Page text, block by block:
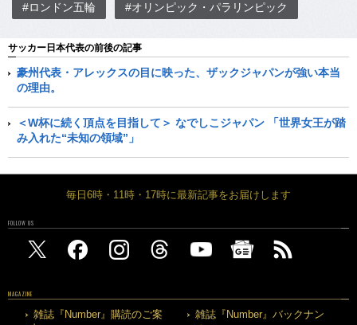
#ロンドン五輪 #オリンピック・パラリンピック
サッカー日本代表の前後の記事
豪州代表・アレックスの目に映った、ザックジャパンが強い本当
の理由。
＜W杯に続く頂点を目指して＞ なでしこジャパン 「世界女王が踏
み入れた“未知の領域”」
毎日6時・11時・17時に最新記事をお届けします
FOLLOW US
MAGAZINE
雑誌『Number』購読のご案
雑誌『Number』バックナン